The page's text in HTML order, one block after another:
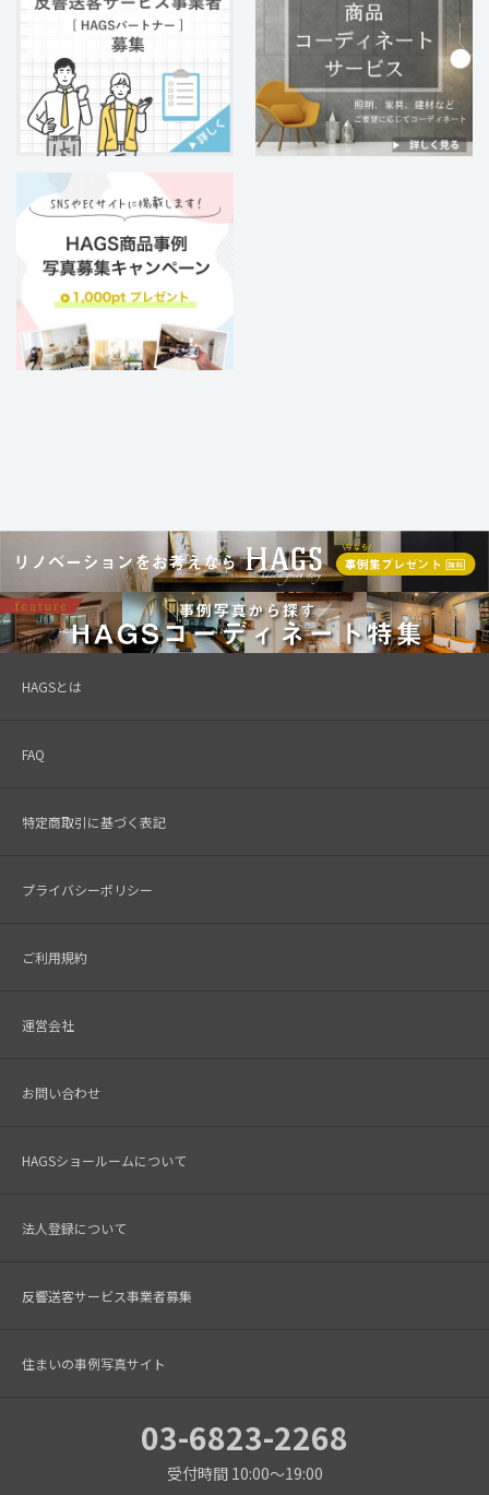
HAGSとは
FAQ
特定商取引に基づく表記
プライバシーポリシー
ご利用規約
運営会社
お問い合わせ
HAGSショールームについて
法人登録について
反響送客サービス事業者募集
住まいの事例写真サイト
03-6823-2268
受付時間 10:00～19:00